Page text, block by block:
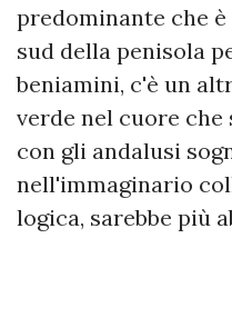
predominante che
sud della penisola
beniamini, c'è un
verde nel cuore
con gli andalusi
nell'immaginario
logica, sarebbe più